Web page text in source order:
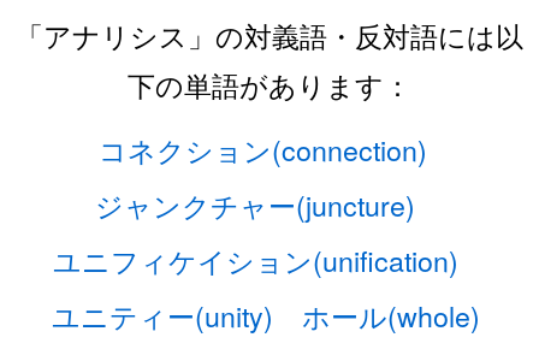
「アナリシス」の対義語・反対語には以
下の単語があります：
コネクション(connection)
ジャンクチャー(juncture)
ユニフィケイション(unification)
ユニティー(unity)
ホール(whole)